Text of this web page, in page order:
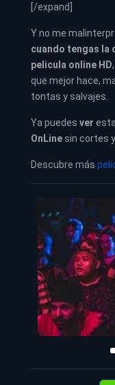
[/expand]
Y no me
cuando tengas la
pelicula online HD
que mejor hace,
tontas y salvajes.
Ya puedes ver esta
OnLine sin cortes y
Descubre más